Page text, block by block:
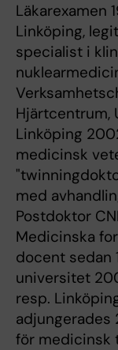
Läkarexamen
Linköping,
specialist i
Hjärtcentrum,
Linköping
medicinsk
med
Postdoktor
Medicinska
docent sedan
universitet
resp.
adjungerades
för medicinsk